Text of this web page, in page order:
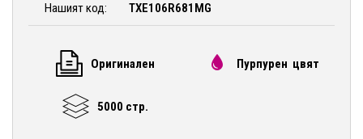
Нашият код:
TXE106R681MG
Оригинален Пурпурен цвят
5000 стр.